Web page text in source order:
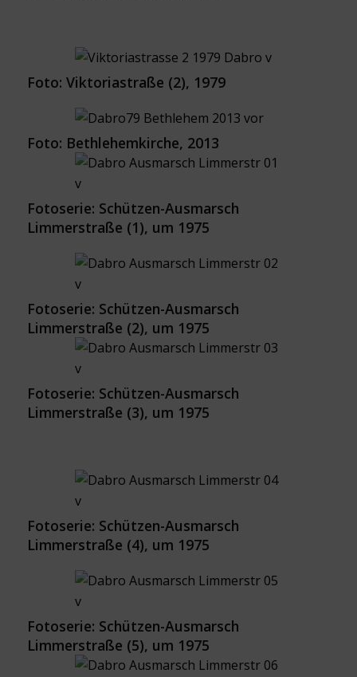
Foto: Viktoriastraße (2), 1979
Foto: Bethlehemkirche, 2013
Fotoserie: Schützen-Ausmarsch
Limmerstraße (1), um 1975
Fotoserie: Schützen-Ausmarsch
Limmerstraße (2), um 1975
Fotoserie: Schützen-Ausmarsch
Limmerstraße (3), um 1975
Fotoserie: Schützen-Ausmarsch
Limmerstraße (4), um 1975
Fotoserie: Schützen-Ausmarsch
Limmerstraße (5), um 1975